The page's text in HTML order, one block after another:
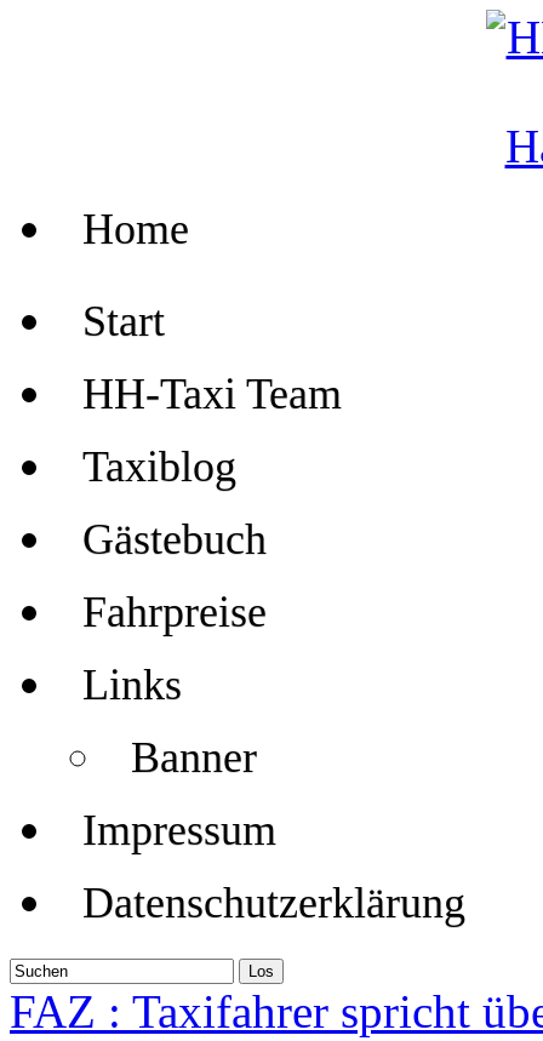
Home
Start
HH-Taxi Team
Taxiblog
Gästebuch
Fahrpreise
Links
Banner
Impressum
Datenschutzerklärung
FAZ : Taxifahrer spricht